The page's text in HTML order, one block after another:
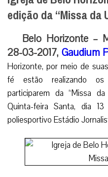
edição da “Missa da
Belo Horizonte –
28-03-2017, Gaudium
Horizonte, por meio de
fé estão realizando os
participarem da “Missa
Quinta-feira Santa, dia
poliesportivo Estádio